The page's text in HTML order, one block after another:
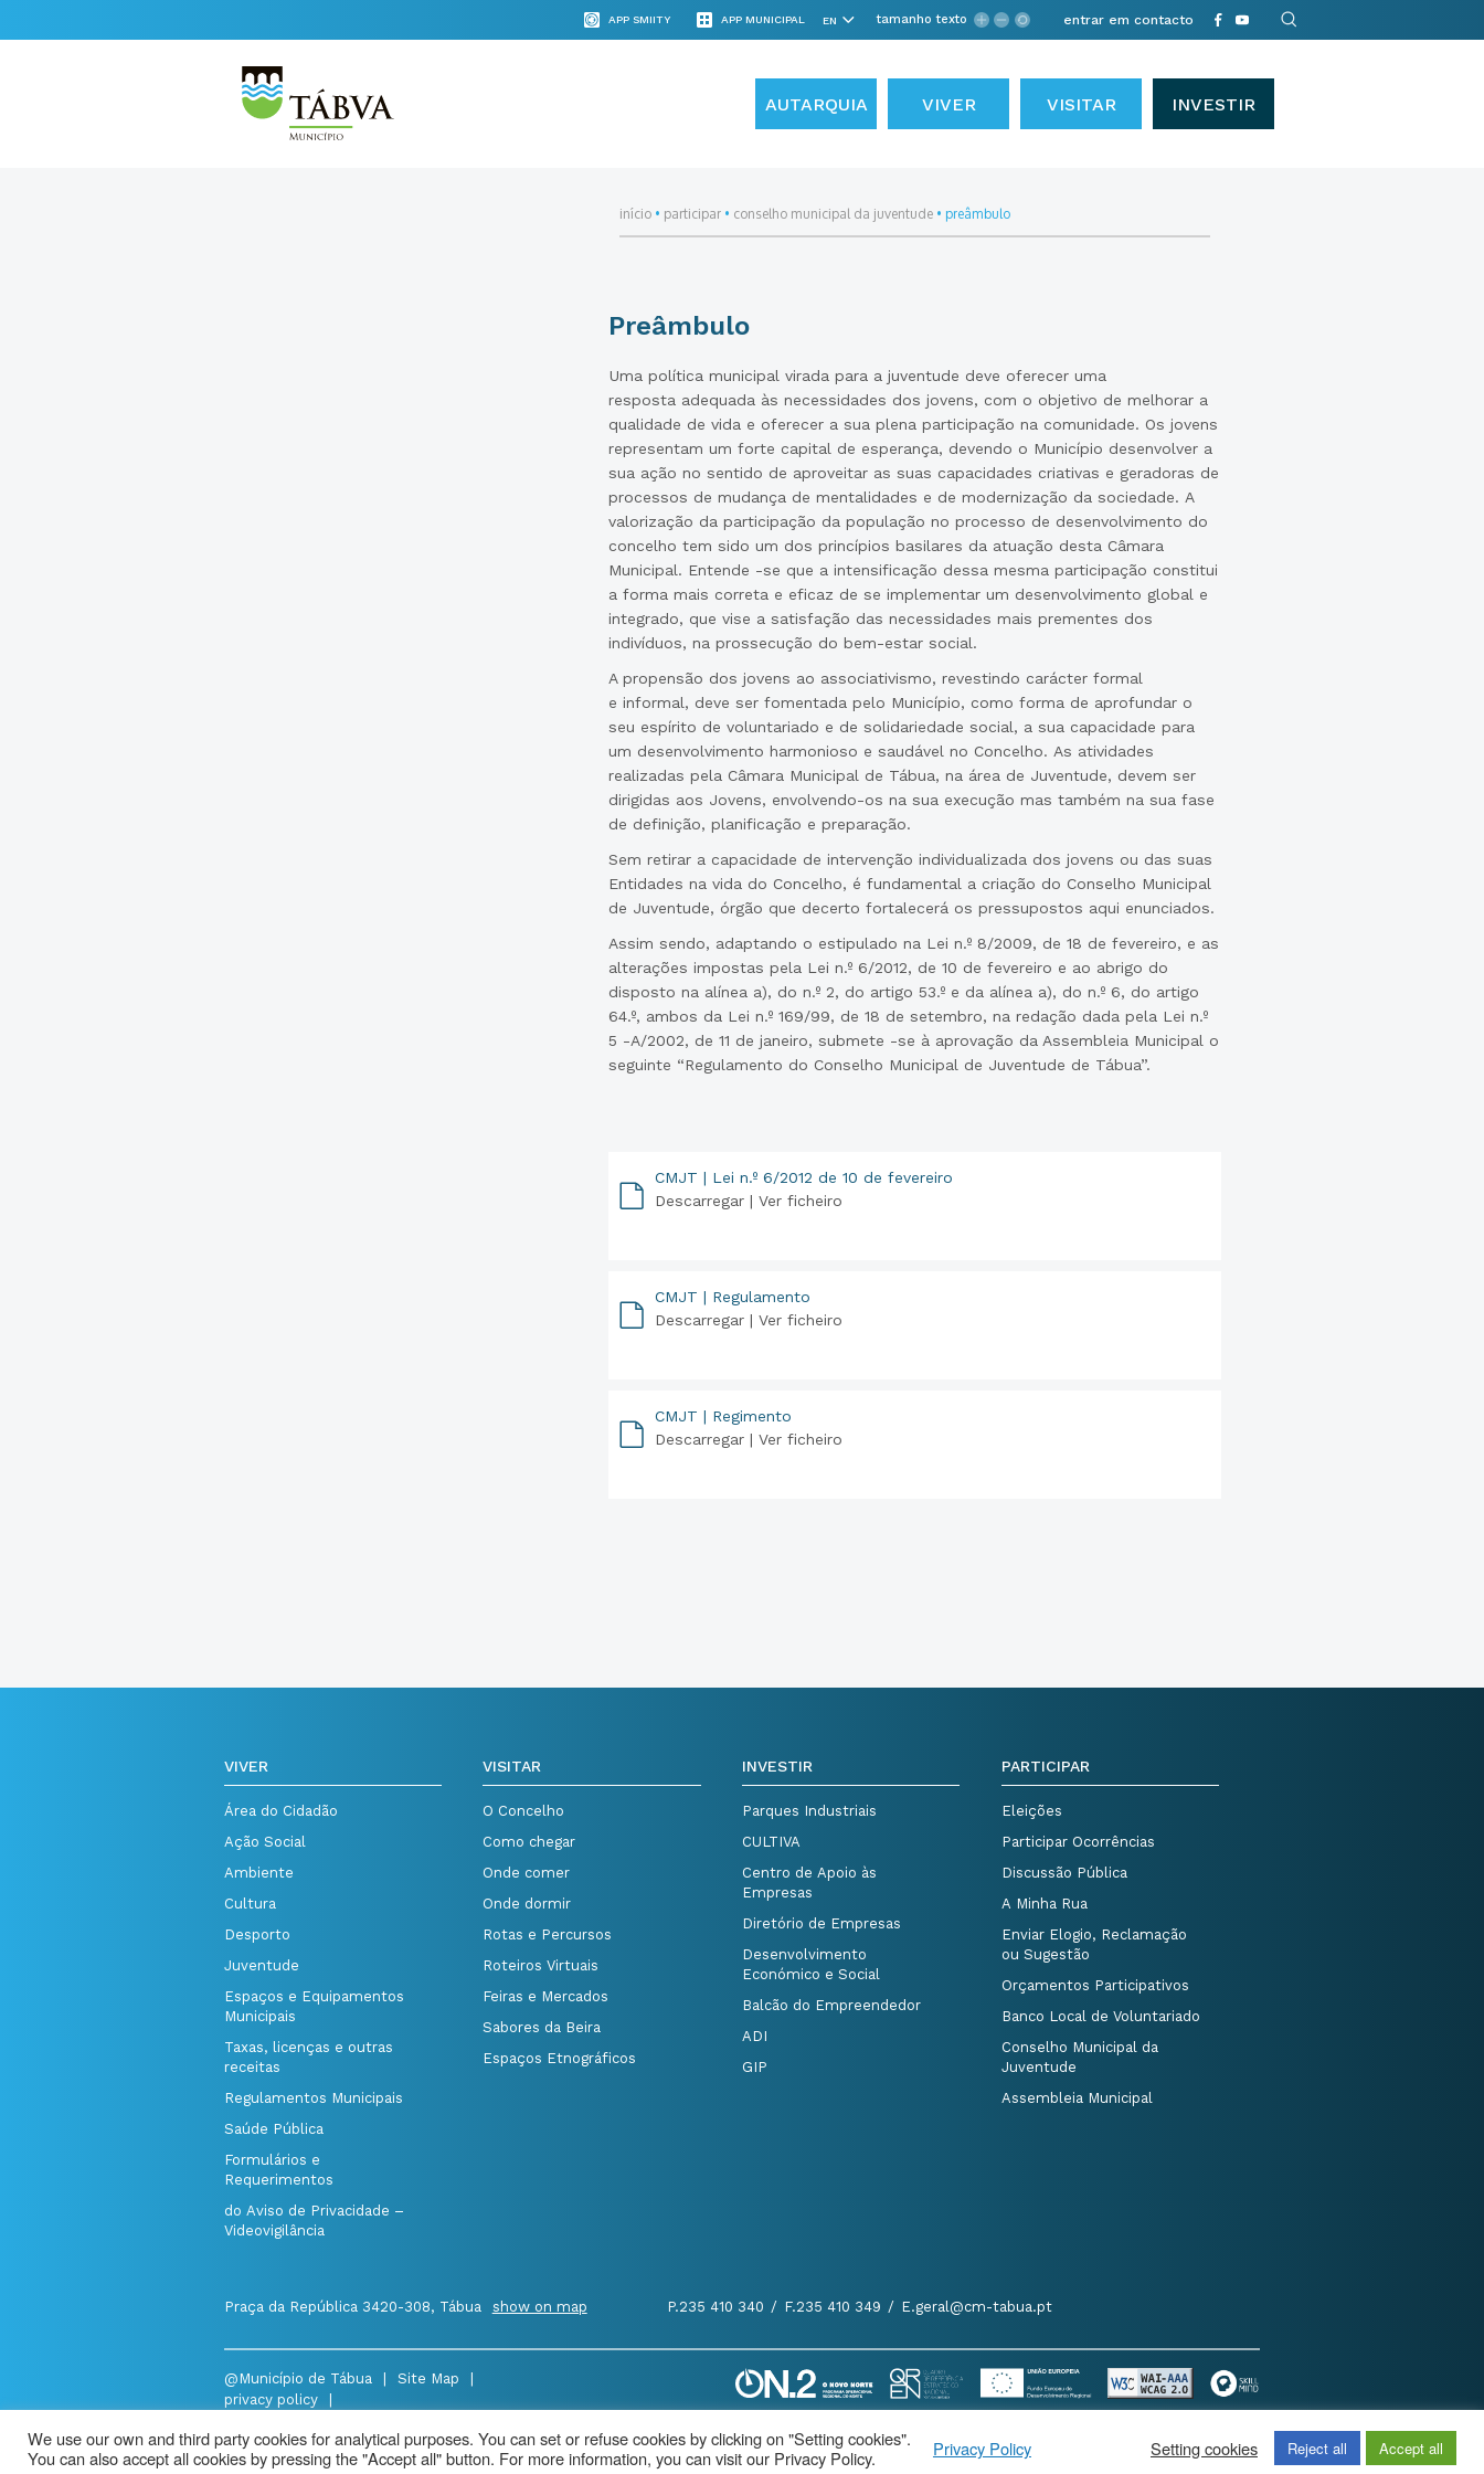
APP SMIITY APP MUNICIPAL tamanho texto entrar em contacto
AUTARQUIA VIVER VISITAR INVESTIR
início• participar• conselho municipal da juventude• preâmbulo
Preâmbulo
Uma política municipal virada para a juventude deve oferecer uma
resposta adequada às necessidades dos jovens, com o objetivo de melhorar a
qualidade de vida e oferecer a sua plena participação na comunidade. Os jovens
representam um forte capital de esperança, devendo o Município desenvolver a
sua ação no sentido de aproveitar as suas capacidades criativas e geradoras de
processos de mudança de mentalidades e de modernização da sociedade. A
valorização da participação da população no processo de desenvolvimento do
concelho tem sido um dos princípios basilares da atuação desta Câmara
Municipal. Entende -se que a intensificação dessa mesma participação constitui
a forma mais correta e eficaz de se implementar um desenvolvimento global e
integrado, que vise a satisfação das necessidades mais prementes dos
indivíduos, na prossecução do bem-estar social.
A propensão dos jovens ao associativismo, revestindo carácter formal
e informal, deve ser fomentada pelo Município, como forma de aprofundar o
seu espírito de voluntariado e de solidariedade social, a sua capacidade para
um desenvolvimento harmonioso e saudável no Concelho. As atividades
realizadas pela Câmara Municipal de Tábua, na área de Juventude, devem ser
dirigidas aos Jovens, envolvendo-os na sua execução mas também na sua fase
de definição, planificação e preparação.
Sem retirar a capacidade de intervenção individualizada dos jovens ou das suas
Entidades na vida do Concelho, é fundamental a criação do Conselho Municipal
de Juventude, órgão que decerto fortalecerá os pressupostos aqui enunciados.
Assim sendo, adaptando o estipulado na Lei n.º 8/2009, de 18 de fevereiro, e as
alterações impostas pela Lei n.º 6/2012, de 10 de fevereiro e ao abrigo do
disposto na alínea a), do n.º 2, do artigo 53.º e da alínea a), do n.º 6, do artigo
64.º, ambos da Lei n.º 169/99, de 18 de setembro, na redação dada pela Lei n.º
5 -A/2002, de 11 de janeiro, submete -se à aprovação da Assembleia Municipal o
seguinte “Regulamento do Conselho Municipal de Juventude de Tábua”.
CMJT | Lei n.º 6/2012 de 10 de fevereiro
Descarregar | Ver ficheiro
CMJT | Regulamento
Descarregar | Ver ficheiro
CMJT | Regimento
Descarregar | Ver ficheiro
VIVER
Área do Cidadão
Ação Social
Ambiente
Cultura
Desporto
Juventude
Espaços e Equipamentos
Municipais
Taxas, licenças e outras
receitas
Regulamentos Municipais
Saúde Pública
Formulários e
Requerimentos
do Aviso de Privacidade –
Videovigilância
VISITAR
O Concelho
Como chegar
Onde comer
Onde dormir
Rotas e Percursos
Roteiros Virtuais
Feiras e Mercados
Sabores da Beira
Espaços Etnográficos
INVESTIR
Parques Industriais
CULTIVA
Centro de Apoio às
Empresas
Diretório de Empresas
Desenvolvimento
Económico e Social
Balcão do Empreendedor
ADI
GIP
PARTICIPAR
Eleições
Participar Ocorrências
Discussão Pública
A Minha Rua
Enviar Elogio, Reclamação
ou Sugestão
Orçamentos Participativos
Banco Local de Voluntariado
Conselho Municipal da
Juventude
Assembleia Municipal
Praça da República 3420-308, Tábua show on map P.235 410 340 / F.235 410 349 / E.geral@cm-tabua.pt
@Município de Tábua Site Map
privacy policy
We use our own and third party cookies for analytical purposes. You can set or refuse cookies by clicking on "Setting cookies".
You can also accept all cookies by pressing the "Accept all" button. For more information, you can visit our Privacy Policy.
Privacy Policy Setting cookies Reject all Accept all